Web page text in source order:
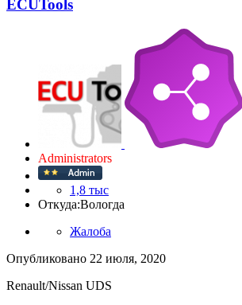
ECUTools
Administrators
1,8 тыс
Откуда:Вологда
Жалоба
Опубликовано 22 июля, 2020
Renault/Nissan UDS